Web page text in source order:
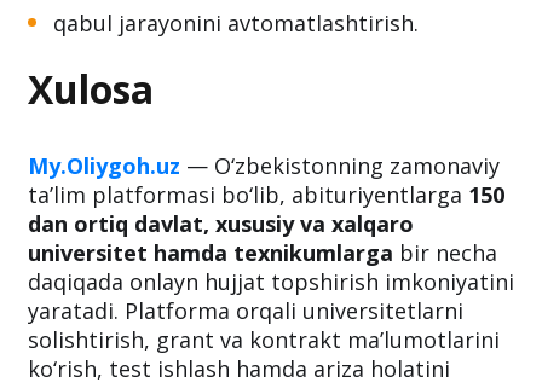
qabul jarayonini avtomatlashtirish.
Xulosa
My.Oliygoh.uz — O‘zbekistonning zamonaviy
ta’lim platformasi bo‘lib, abituriyentlarga 150
dan ortiq davlat, xususiy va xalqaro
universitet hamda texnikumlarga bir necha
daqiqada onlayn hujjat topshirish imkoniyatini
yaratadi. Platforma orqali universitetlarni
solishtirish, grant va kontrakt ma’lumotlarini
ko‘rish, test ishlash hamda ariza holatini